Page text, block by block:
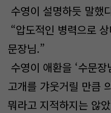
수영이 설명하듯 말했
“압도적인 병력으로
문장님.”
수영이 애환을 ‘수문
고개를 갸웃거릴 만큼
뭐라고 지적하지는 않